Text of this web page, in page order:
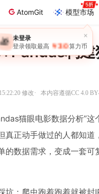
AtomGit 模型市场
×
🎁 未登录
登录领取最高 ￥30 算力币
构建
修改· 本内容遵循CC 4.0
猫眼电影数据分析”
真正动手做过的人都知
的数据需求，变成一套
坑：爬虫跑着跑着就被